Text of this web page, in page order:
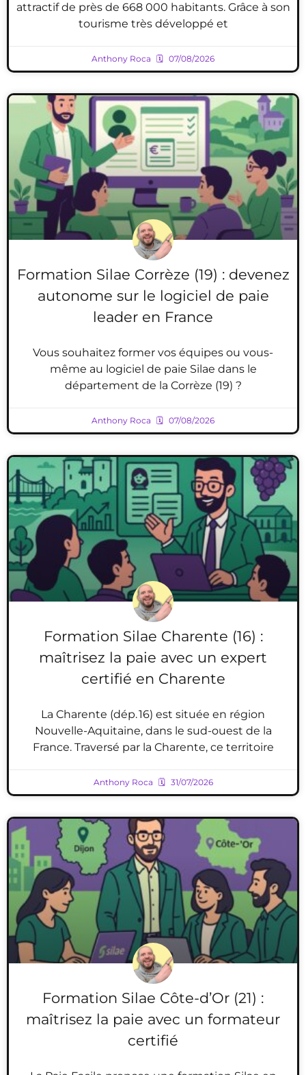
attractif de près de 668 000 habitants. Grâce à son
tourisme très développé et
Anthony Roca 07/08/2026
Formation Silae Corrèze (19) : devenez
autonome sur le logiciel de paie
leader en France
Vous souhaitez former vos équipes ou vous-
même au logiciel de paie Silae dans le
département de la Corrèze (19) ?
Anthony Roca 07/08/2026
Formation Silae Charente (16) :
maîtrisez la paie avec un expert
certifié en Charente
La Charente (dép. 16) est située en région
Nouvelle-Aquitaine, dans le sud-ouest de la
France. Traversé par la Charente, ce territoire
Anthony Roca 31/07/2026
Formation Silae Côte-d’Or (21) :
maîtrisez la paie avec un formateur
certifié